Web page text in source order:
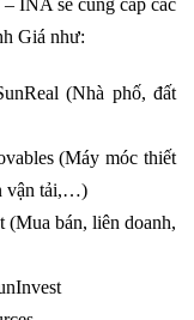
– INA sẽ cung cấp các
Giá như:
(Nhà phố, đất
(Máy móc thiết
vận tải,…)
(Mua bán, liên doanh,